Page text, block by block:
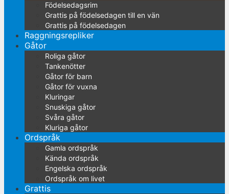
Födelsedagsrim
Grattis på födelsedagen till en vän
Grattis på födelsedagen
Raggningsrepliker
Gåtor
Roliga gåtor
Tankenötter
Gåtor för barn
Gåtor för vuxna
Kluringar
Snuskiga gåtor
Svåra gåtor
Kluriga gåtor
Ordspråk
Gamla ordspråk
Kända ordspråk
Engelska ordspråk
Ordspråk om livet
Grattis